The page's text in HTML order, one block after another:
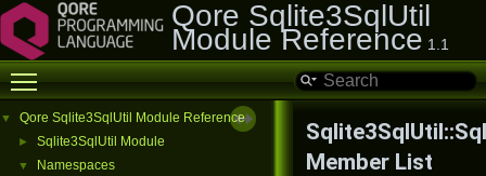
Qore Sqlite3SqlUtil
Module Reference 1.1
Toggle main menu visibility
▼ Qore Sqlite3SqlUtil Module Reference
► Sqlite3SqlUtil Module
▼ Namespaces
Member List